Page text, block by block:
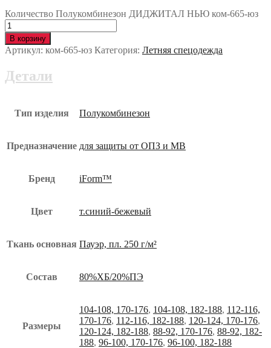
Количество Полукомбинезон ДИДЖИТАЛ НЬЮ ком-665-юз
В корзину
Артикул: ком-665-юз Категория: Летняя спецодежда
Детали
Тип изделия Полукомбинезон
Предназначение для защиты от ОПЗ и МВ
Бренд iForm™
Цвет т.синий-бежевый
Ткань основная Пауэр, пл. 250 г/м²
Состав 80%ХБ/20%ПЭ
Размеры
104-108, 170-176, 104-108, 182-188, 112-116,
170-176, 112-116, 182-188, 120-124, 170-176,
120-124, 182-188, 88-92, 170-176, 88-92, 182-
188, 96-100, 170-176, 96-100, 182-188